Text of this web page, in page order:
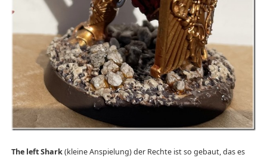
The left Shark(kleine Anspielung) der Rechte ist so gebaut, das es